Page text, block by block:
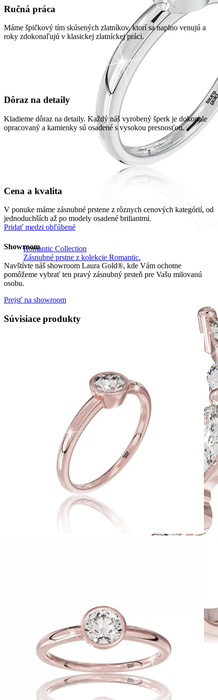
Romantic Collection
Zásnubné prstne z kolekcie Romantic.
Ručná práca
Máme špičkový tím skúsených zlatníkov, ktorí sa naplno venujú a
roky zdokonaľujú v klasickej zlatníckej práci.
Dôraz na detaily
Kladieme dôraz na detaily. Každý náš vyrobený šperk je dokonale
opracovaný a kamienky sú osadené s vysokou presnosťou.
Cena a kvalita
V ponuke máme zásnubné prstene z rôznych cenových kategórií, od
jednoduchších až po modely osadené briliantmi.
Pridať medzi obľúbené
Showroom
Navštívte náš showroom Laura Gold®, kde Vám ochotne
pomôžeme vybrať ten pravý zásnubný prsteň pre Vašu milovanú
osobu.
Prejsť na showroom
Súvisiace produkty